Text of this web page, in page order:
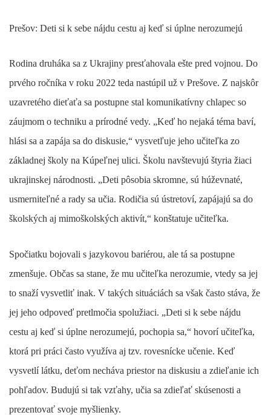
Prešov: Deti si k sebe nájdu cestu aj keď si úplne nerozumejú
Rodina druháka sa z Ukrajiny presťahovala ešte pred vojnou. Do
prvého ročníka v roku 2022 teda nastúpil už v Prešove. Z najskôr
uzavretého dieťaťa sa postupne stal komunikatívny chlapec so
záujmom o techniku a prírodné vedy. „Keď ho nejaká téma baví,
hlási sa a zapája sa do diskusie,“ vysvetľuje jeho učiteľka zo
základnej školy na Kúpeľnej ulici. Školu navštevujú štyria žiaci
ukrajinskej národnosti. „Deti pôsobia skromne, sú húževnaté,
usmerniteľné a rady sa učia. Rodičia sú ústretoví, zapájajú sa do
školských aj mimoškolských aktivít,“ konštatuje učiteľka.
Spočiatku bojovali s jazykovou bariérou, ale tá sa postupne
zmenšuje. Občas sa stane, že mu učiteľka nerozumie, vtedy sa jej
to snaží vysvetliť inak. V takých situáciách sa však často stáva, že
jej jeho odpoveď pretlmočia spolužiaci. „Deti si k sebe nájdu
cestu aj keď si úplne nerozumejú, pochopia sa,“ hovorí učiteľka,
ktorá pri práci často využíva aj tzv. rovesnícke učenie. Keď
vysvetlí látku, deťom necháva priestor na diskusiu a zdieľanie ich
pohľadov. Budujú si tak vzťahy, učia sa zdieľať skúsenosti a
prezentovať svoje myšlienky.